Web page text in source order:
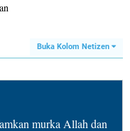
Buka Kolom Netizen
murka Allah dan